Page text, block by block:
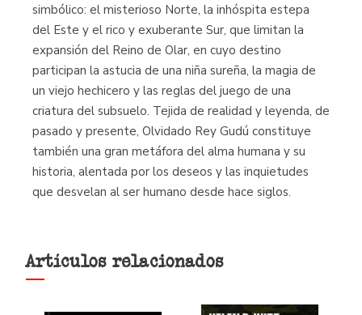
simbólico: el misterioso Norte, la inhóspita estepa
del Este y el rico y exuberante Sur, que limitan la
expansión del Reino de Olar, en cuyo destino
participan la astucia de una niña sureña, la magia de
un viejo hechicero y las reglas del juego de una
criatura del subsuelo. Tejida de realidad y leyenda, de
pasado y presente, Olvidado Rey Gudú constituye
también una gran metáfora del alma humana y su
historia, alentada por los deseos y las inquietudes
que desvelan al ser humano desde hace siglos.
Artículos relacionados